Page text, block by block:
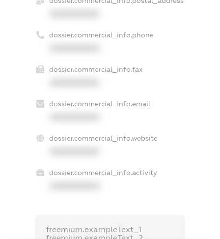
dossier.commercial_info.phone
dossier.commercial_info.fax
dossier.commercial_info.email
dossier.commercial_info.website
dossier.commercial_info.activity
freemium.exampleText_1